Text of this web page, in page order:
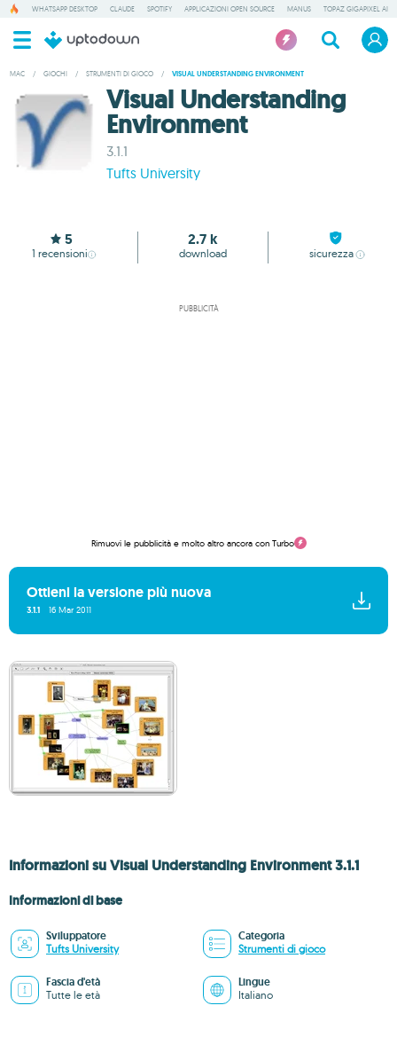
WHATSAPP DESKTOP CLAUDE SPOTIFY APPLICAZIONI OPEN SOURCE MANUS TOPAZ GIGAPIXEL AI
MAC / GIOCHI / STRUMENTI DI GIOCO / VISUAL UNDERSTANDING ENVIRONMENT
Visual Understanding
Environment
3.1.1
Tufts University
5
1 recensioni
2.7 k
download sicurezza
PUBBLICITÀ
Rimuovi le pubblicità e molto altro ancora con Turbo
Ottieni la versione più nuova
3.1.1 16 Mar 2011
Informazioni su Visual Understanding Environment 3.1.1
Informazioni di base
Sviluppatore
Tufts University
Categoria
Strumenti di gioco
Fascia d'età
Tutte le età
Lingue
Italiano